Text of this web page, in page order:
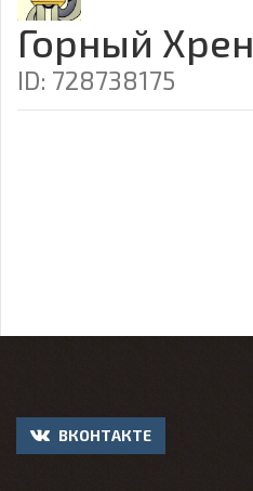
Горный Хрен
ID: 728738175
ВКОНТАКТЕ